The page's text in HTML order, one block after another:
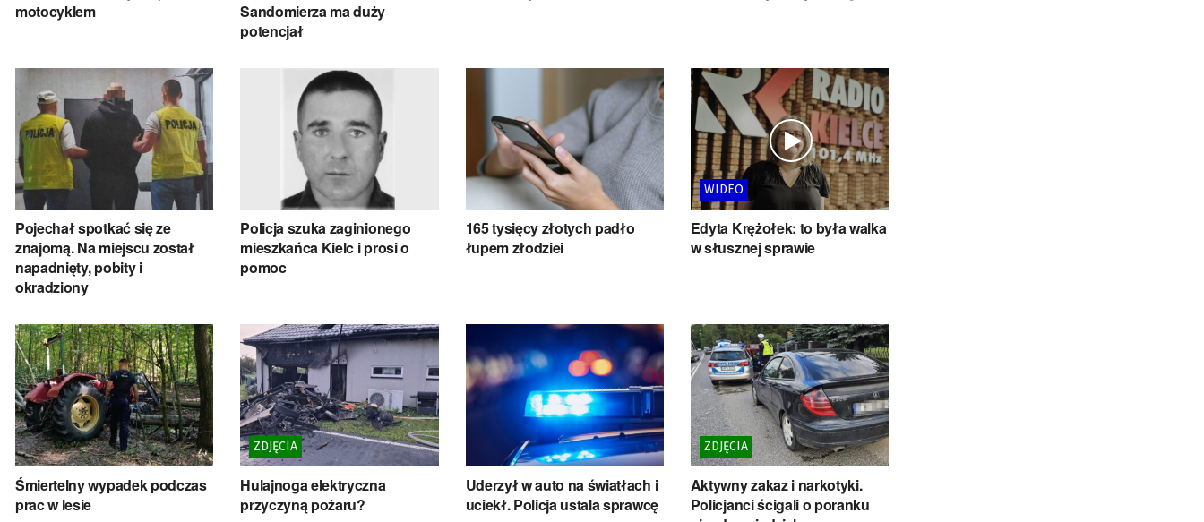
motocyklem
Sandomierza ma duży
potencjał
Pojechał spotkać się ze
znajomą. Na miejscu został
napadnięty, pobity i
okradziony
Policja szuka zaginionego
mieszkańca Kielc i prosi o
pomoc
165 tysięcy złotych padło
łupem złodziei
WIDEO
Edyta Krężołek: to była walka
w słusznej sprawie
Śmiertelny wypadek podczas
prac w lesie
ZDJĘCIA
Hulajnoga elektryczna
przyczyną pożaru?
Uderzył w auto na światłach i
uciekł. Policja ustala sprawcę
ZDJĘCIA
Aktywny zakaz i narkotyki.
Policjanci ścigali o poranku